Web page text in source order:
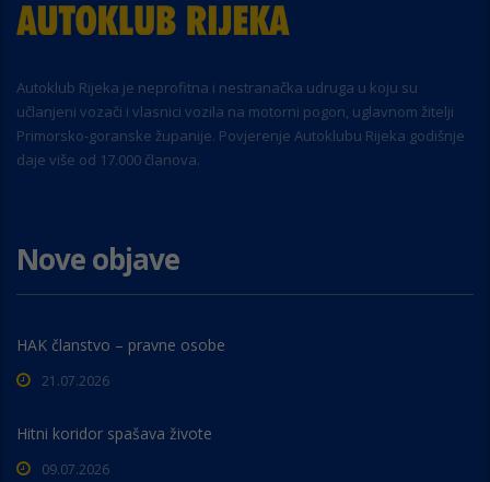
Autoklub Rijeka je neprofitna i nestranačka udruga u koju su
učlanjeni vozači i vlasnici vozila na motorni pogon, uglavnom žitelji
Primorsko-goranske županije. Povjerenje Autoklubu Rijeka godišnje
daje više od 17.000 članova.
Nove objave
HAK članstvo – pravne osobe
21.07.2026
Hitni koridor spašava živote
09.07.2026